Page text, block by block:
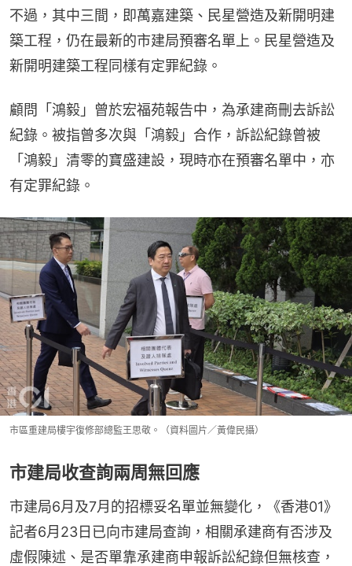
不過，其中三間，即萬嘉建築、民星營造及新開明建
築工程，仍在最新的市建局預審名單上。民星營造及
新開明建築工程同樣有定罪紀錄。
顧問「鴻毅」曾於宏福苑報告中，為承建商刪去訴訟
紀錄。被指曾多次與「鴻毅」合作，訴訟紀錄曾被
「鴻毅」清零的寶盛建設，現時亦在預審名單中，亦
有定罪紀錄。
市區重建局樓宇復修部總監王思敬。（資料圖片／黃偉民攝）
市建局收查詢兩周無回應
市建局6月及7月的招標妥名單並無變化，《香港01》
記者6月23日已向市建局查詢，相關承建商有否涉及
虛假陳述、是否單靠承建商申報訴訟紀錄但無核查，